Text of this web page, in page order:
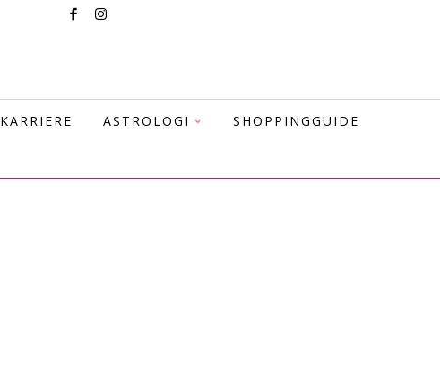
KARRIERE ASTROLOGI SHOPPINGGUIDE